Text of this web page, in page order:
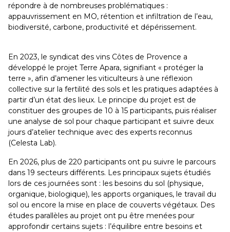
répondre à de nombreuses problématiques :
appauvrissement en MO, rétention et infiltration de l’eau,
biodiversité, carbone, productivité et dépérissement.
En 2023, le syndicat des vins Côtes de Provence a
développé le projet Terre Apara, signifiant « protéger la
terre », afin d’amener les viticulteurs à une réflexion
collective sur la fertilité des sols et les pratiques adaptées à
partir d’un état des lieux. Le principe du projet est de
constituer des groupes de 10 à 15 participants, puis réaliser
une analyse de sol pour chaque participant et suivre deux
jours d’atelier technique avec des experts reconnus
(Celesta Lab).
En 2026, plus de 220 participants ont pu suivre le parcours
dans 19 secteurs différents. Les principaux sujets étudiés
lors de ces journées sont : les besoins du sol (physique,
organique, biologique), les apports organiques, le travail du
sol ou encore la mise en place de couverts végétaux. Des
études parallèles au projet ont pu être menées pour
approfondir certains sujets : l’équilibre entre besoins et